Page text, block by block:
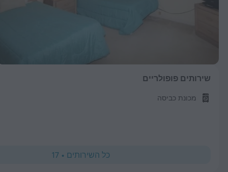
שירותים פופולריים
מכונת כביסה
כל השירותים •
17